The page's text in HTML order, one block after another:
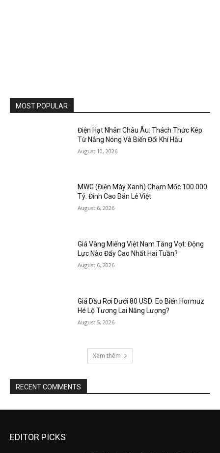
MOST POPULAR
Điện Hạt Nhân Châu Âu: Thách Thức Kép
Từ Nắng Nóng Và Biến Đổi Khí Hậu
August 10, 2026
MWG (Điện Máy Xanh) Chạm Mốc 100.000
Tỷ: Đỉnh Cao Bán Lẻ Việt
August 6, 2026
Giá Vàng Miếng Việt Nam Tăng Vọt: Động
Lực Nào Đẩy Cao Nhất Hai Tuần?
August 6, 2026
Giá Dầu Rơi Dưới 80 USD: Eo Biển Hormuz
Hé Lộ Tương Lai Năng Lượng?
August 5, 2026
Xem thêm
RECENT COMMENTS
EDITOR PICKS